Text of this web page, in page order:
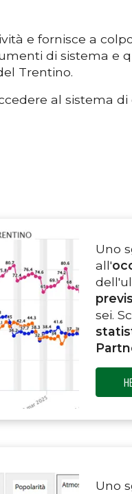
e fornisce a
di sistema e
Trentino.
al sistema
Uno
all'
sei.
Uno